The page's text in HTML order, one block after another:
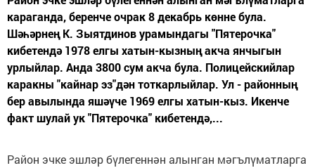
караганда, беренче очрак 8 декабрь көнне була.
Шәһәрнең К. Зыятдинов урамындагы "Пятерочка"
кибетендә 1978 елгы хатын-кызның акча янчыгын
урлыйлар. Анда 3800 сум акча була. Полицейскийлар
каракны "кайнар эз"дән тоткарлыйлар. Ул - районның
бер авылында яшәүче 1969 елгы хатын-кыз. Икенче
факт шулай ук "Пятерочка" кибетендә,...
Район эчке эшләр бүлегеннән алынган мәгълүматларга